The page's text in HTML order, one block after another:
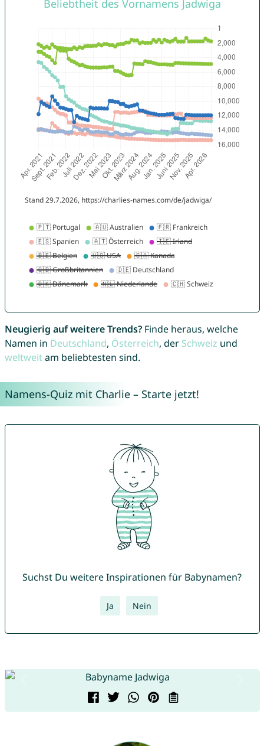
Neugierig auf weitere Trends?Finde heraus, welche
Namen in Deutschland, Österreich, der Schweiz und
weltweitam beliebtesten sind.
Namens-Quiz mit Charlie – Starte jetzt!
Suchst Du weitere Inspirationen für Babynamen?
Ja Nein